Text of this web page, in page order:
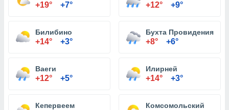
+19° +7° +12° +9°
Билибино
+14° +3°
Бухта Провидения
+8° +6°
Ваеги
+12° +5°
Илирней
+14° +3°
Кепервеем Комсомольский